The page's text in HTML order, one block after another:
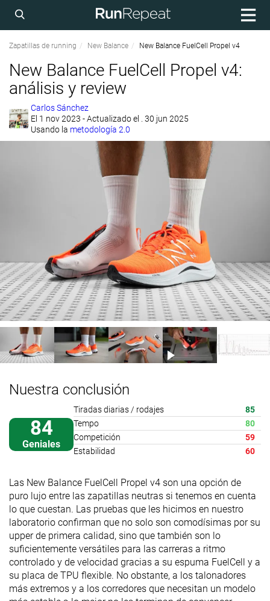
Zapatillas de running New Balance New Balance FuelCell Propel v4
New Balance FuelCell Propel v4:
análisis y review
Carlos Sánchez
El 1 nov 2023 - Actualizado el . 30 jun 2025
Usando la metodología 2.0
Nuestra conclusión
84
Geniales
Tiradas diarias / rodajes
85
Tempo
80
Competición
59
Estabilidad
60
Las New Balance FuelCell Propel v4 son una opción de
puro lujo entre las zapatillas neutras si tenemos en cuenta
lo que cuestan. Las pruebas que les hicimos en nuestro
laboratorio confirman que no solo son comodísimas por su
upper de primera calidad, sino que también son lo
suficientemente versátiles para las carreras a ritmo
controlado y de velocidad gracias a su espuma FuelCell y a
su placa de TPU flexible. No obstante, a los talonadores
más extremos y a los corredores que necesitan un modelo